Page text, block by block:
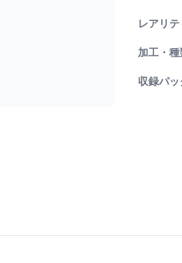
レアリテ
加工・種
収録パッ